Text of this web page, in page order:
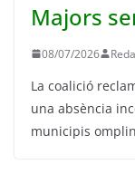
Majors
08/07/2026
La coalició
una absència
municipis